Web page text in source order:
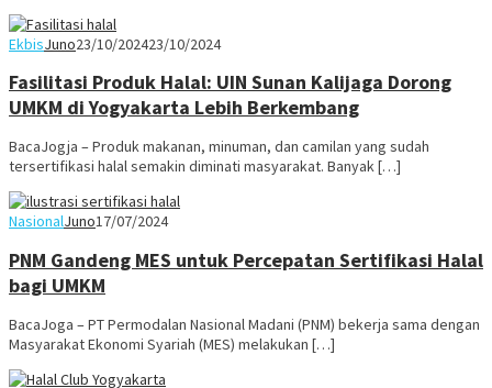
EkbisJuno23/10/202423/10/2024
Fasilitasi Produk Halal: UIN Sunan Kalijaga Dorong
UMKM di Yogyakarta Lebih Berkembang
BacaJogja – Produk makanan, minuman, dan camilan yang sudah
tersertifikasi halal semakin diminati masyarakat. Banyak […]
NasionalJuno17/07/2024
PNM Gandeng MES untuk Percepatan Sertifikasi Halal
bagi UMKM
BacaJoga – PT Permodalan Nasional Madani (PNM) bekerja sama dengan
Masyarakat Ekonomi Syariah (MES) melakukan […]